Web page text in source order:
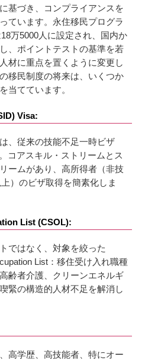
基づき、コンプライアンスを
ています。永住移民プログラ
万5000人に設定され、国内か
、ポイントテストの基準を若
材に重点を置くように変更し
移民制度の将来は、いくつか
当てています。
Visa:
、従来の技能不足一時ビザ
コアスキル・ストリームとス
ームがあり、高所得者（非技
）のビザ取得を簡素化しま
List (CSOL):
ではなく、対象を絞った
List：移住受け入れ職種
齢者介護、クリーンエネルギ
緊の構造的人材不足を解消し
高学歴、高技能者、特にオー